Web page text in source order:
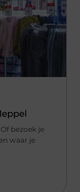
bezoek je
waar je